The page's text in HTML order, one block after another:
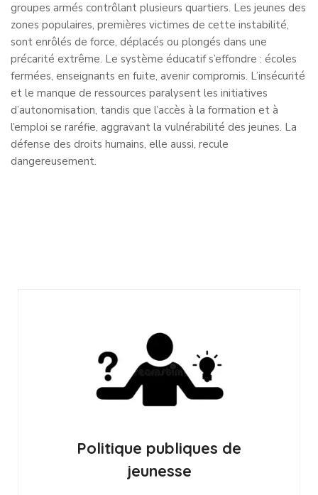
groupes armés contrôlant plusieurs quartiers. Les jeunes des
zones populaires, premières victimes de cette instabilité,
sont enrôlés de force, déplacés ou plongés dans une
précarité extrême. Le système éducatif s’effondre : écoles
fermées, enseignants en fuite, avenir compromis. L’insécurité
et le manque de ressources paralysent les initiatives
d’autonomisation, tandis que l’accès à la formation et à
l’emploi se raréfie, aggravant la vulnérabilité des jeunes. La
défense des droits humains, elle aussi, recule
dangereusement.
Politique publiques de
jeunesse